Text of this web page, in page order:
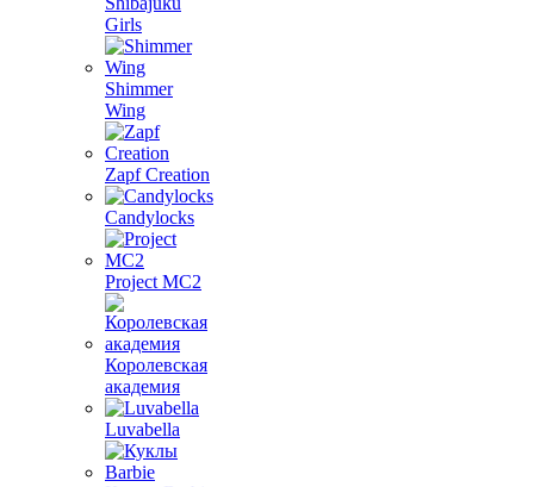
Girls
Shimmer
Wing
Zapf Creation
Candylocks
Project MС2
Королевская
академия
Luvabella